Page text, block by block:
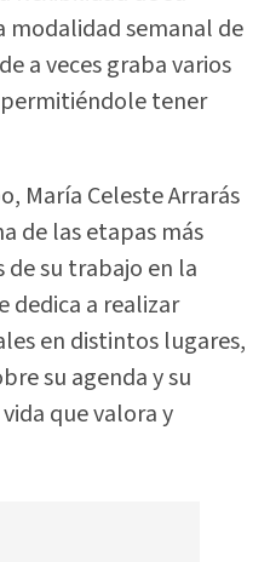
semanal de
a veces graba varios
tener
María Celeste Arrarás
de las etapas más
de su trabajo en la
dedica a realizar
en distintos lugares,
su agenda y su
que valora y